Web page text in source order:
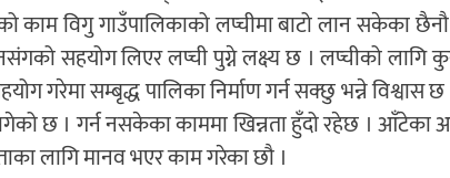
विगु गाउँपालिकाको लप्चीमा बाटो लान सकेका छैनौ
सहयोग लिएर लप्ची पुग्ने लक्ष्य छ । लप्चीको
सम्बृद्ध पालिका निर्माण गर्न सक्छु भन्ने विश्वास छ
छ । गर्न नसकेका काममा खिन्नता हुँदो रहेछ ।
लागि मानव भएर काम गरेका छौ ।